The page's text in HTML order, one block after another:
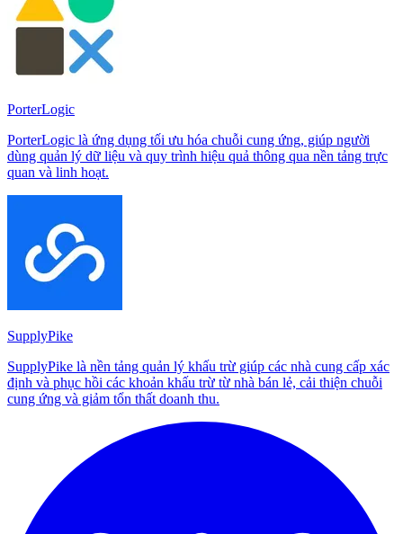
PorterLogic
PorterLogic là ứng dụng tối ưu hóa chuỗi cung ứng, giúp người
dùng quản lý dữ liệu và quy trình hiệu quả thông qua nền tảng trực
quan và linh hoạt.
SupplyPike
SupplyPike là nền tảng quản lý khấu trừ giúp các nhà cung cấp xác
định và phục hồi các khoản khấu trừ từ nhà bán lẻ, cải thiện chuỗi
cung ứng và giảm tổn thất doanh thu.